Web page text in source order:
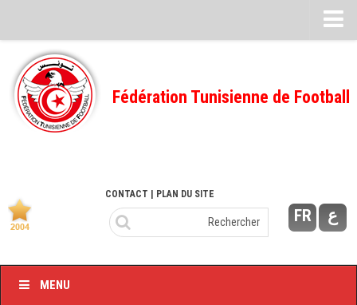
Feuille de match
FMI – 2022/2023
Ligue I – 2022/2023
Ligue I – 2020/2021
Ligue I – 2019/2020
Fédération Tunisienne de Football
FR ع
CONTACT | PLAN DU SITE
MENU